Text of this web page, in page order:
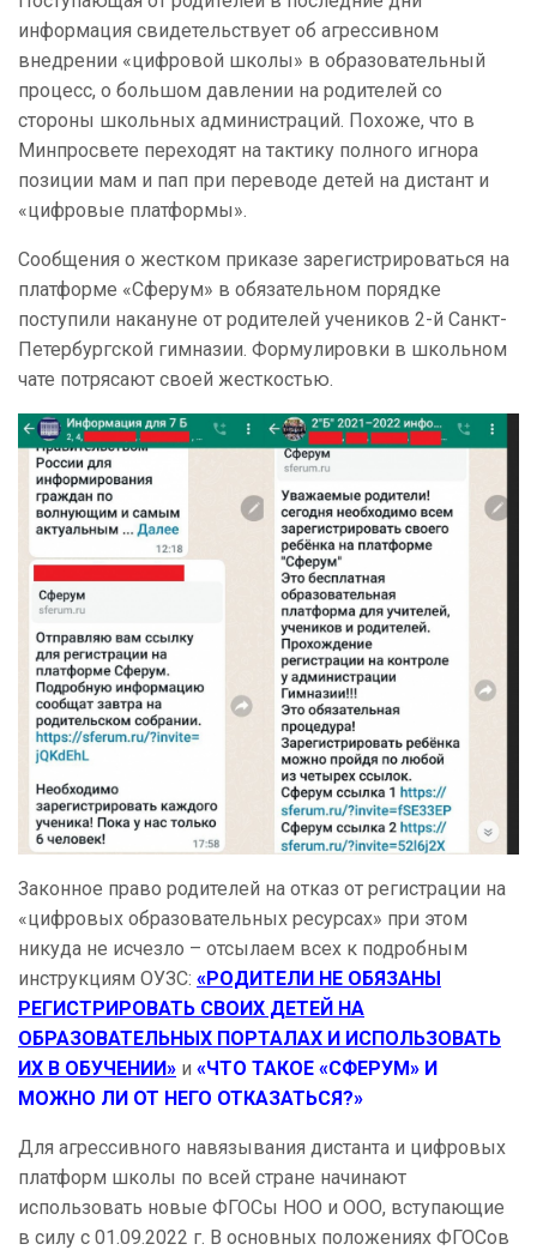
информация свидетельствует об агрессивном
внедрении «цифровой школы» в образовательный
процесс, о большом давлении на родителей со
стороны школьных администраций. Похоже, что в
Минпросвете переходят на тактику полного игнора
позиции мам и пап при переводе детей на дистант и
«цифровые платформы».
Сообщения о жестком приказе зарегистрироваться на
платформе «Сферум» в обязательном порядке
поступили накануне от родителей учеников 2-й Санкт-
Петербургской гимназии. Формулировки в школьном
чате потрясают своей жесткостью.
Законное право родителей на отказ от регистрации на
«цифровых образовательных ресурсах» при этом
никуда не исчезло – отсылаем всех к подробным
инструкциям ОУЗС: «РОДИТЕЛИ НЕ ОБЯЗАНЫ
РЕГИСТРИРОВАТЬ СВОИХ ДЕТЕЙ НА
ОБРАЗОВАТЕЛЬНЫХ ПОРТАЛАХ И ИСПОЛЬЗОВАТЬ
ИХ В ОБУЧЕНИИ» и «ЧТО ТАКОЕ «СФЕРУМ» И
МОЖНО ЛИ ОТ НЕГО ОТКАЗАТЬСЯ?»
Для агрессивного навязывания дистанта и цифровых
платформ школы по всей стране начинают
использовать новые ФГОСы НОО и ООО, вступающие
в силу с 01.09.2022 г. В основных положениях ФГОСов